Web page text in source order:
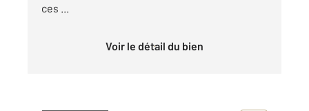
ces ...
Voir le détail du bien